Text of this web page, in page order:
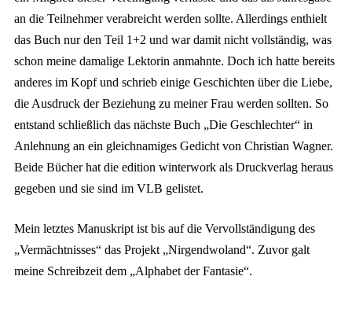
an die Teilnehmer verabreicht werden sollte. Allerdings enthielt
das Buch nur den Teil 1+2 und war damit nicht vollständig, was
schon meine damalige Lektorin anmahnte. Doch ich hatte bereits
anderes im Kopf und schrieb einige Geschichten über die Liebe,
die Ausdruck der Beziehung zu meiner Frau werden sollten. So
entstand schließlich das nächste Buch „Die Geschlechter“ in
Anlehnung an ein gleichnamiges Gedicht von Christian Wagner.
Beide Bücher hat die edition winterwork als Druckverlag heraus
gegeben und sie sind im VLB gelistet.
Mein letztes Manuskript ist bis auf die Vervollständigung des
„Vermächtnisses“ das Projekt „Nirgendwoland“. Zuvor galt
meine Schreibzeit dem „Alphabet der Fantasie“.